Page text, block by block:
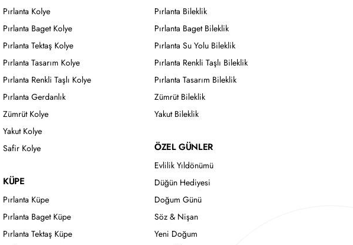
Pırlanta Kolye
Pırlanta Baget Kolye
Pırlanta Tektaş Kolye
Pırlanta Tasarım Kolye
Pırlanta Renkli Taşlı Kolye
Pırlanta Gerdanlık
Zümrüt Kolye
Yakut Kolye
Safir Kolye
KÜPE
Pırlanta Küpe
Pırlanta Baget Küpe
Pırlanta Tektaş Küpe
Pırlanta Bileklik
Pırlanta Baget Bileklik
Pırlanta Su Yolu Bileklik
Pırlanta Renkli Taşlı Bileklik
Pırlanta Tasarım Bileklik
Zümrüt Bileklik
Yakut Bileklik
ÖZEL GÜNLER
Evlilik Yıldönümü
Düğün Hediyesi
Doğum Günü
Söz & Nişan
Yeni Doğum